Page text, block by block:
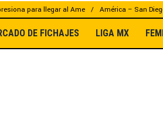
para llegar al Ame América – San
DE FICHAJES LIGA MX